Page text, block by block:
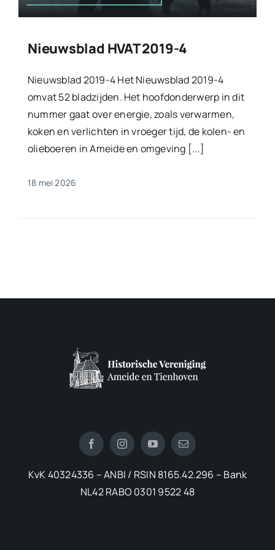
Nieuwsblad HVAT 2019-4
Nieuwsblad 2019-4 Het Nieuwsblad 2019-4
omvat 52 bladzijden. Het hoofdonderwerp in dit
nummer gaat over energie, zoals verwarmen,
koken en verlichten in vroeger tijd, de kolen- en
olieboeren in Ameide en omgeving [...]
18 mei 2026
KvK 40324336 – ANBI / RSIN 8165.42.296 – Bank
NL42 RABO 0301 9522 48